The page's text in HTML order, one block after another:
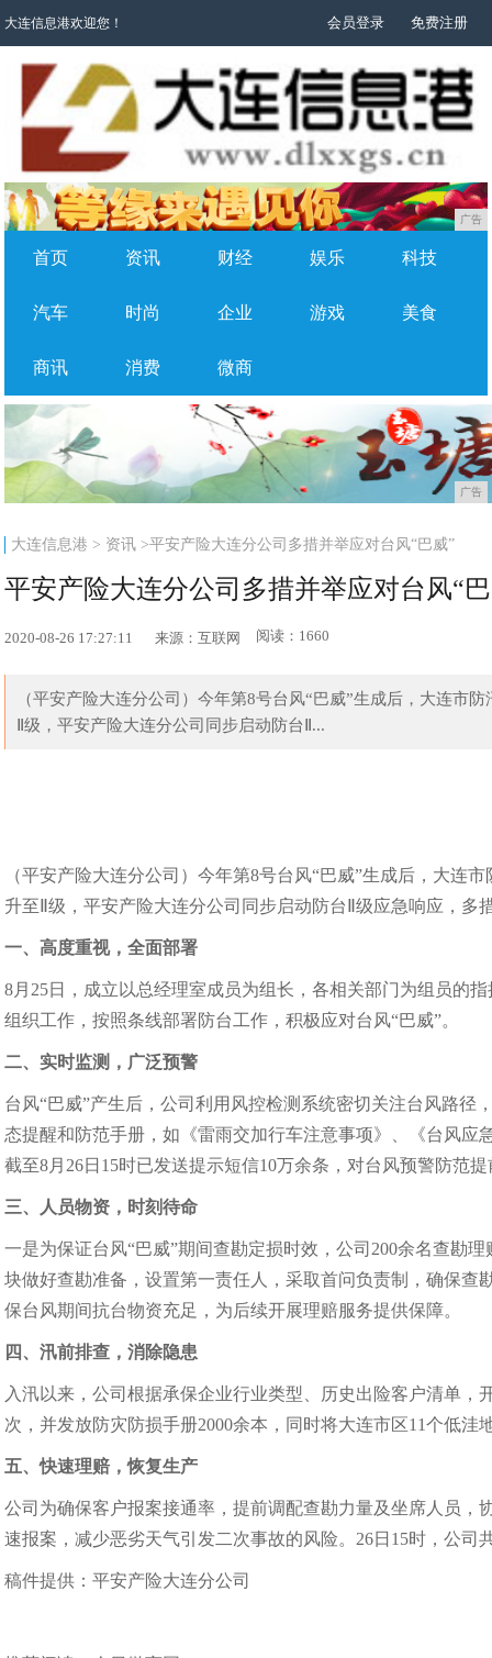
大连信息港欢迎您！ 会员登录 免费注册
广告
首页 资讯 财经 娱乐 科技
汽车 时尚 企业 游戏 美食
商讯 消费 微商
广告
大连信息港 > 资讯 >平安产险大连分公司多措并举应对台风“巴威”
平安产险大连分公司多措并举应对台风“
2020-08-26 17:27:11 来源：互联网 阅读：1660
（平安产险大连分公司）今年第8号台风“巴威”生成后，大连市
Ⅱ级，平安产险大连分公司同步启动防台Ⅱ...
（平安产险大连分公司）今年第8号台风“巴威”生成后，大连
升至Ⅱ级，平安产险大连分公司同步启动防台Ⅱ级应急响应，多
一、高度重视，全面部署
8月25日，成立以总经理室成员为组长，各相关部门为组员的
组织工作，按照条线部署防台工作，积极应对台风“巴威”。
二、实时监测，广泛预警
台风“巴威”产生后，公司利用风控检测系统密切关注台风路
态提醒和防范手册，如《雷雨交加行车注意事项》、《台风
截至8月26日15时已发送提示短信10万余条，对台风预警防范
三、人员物资，时刻待命
一是为保证台风“巴威”期间查勘定损时效，公司200余名查勘
块做好查勘准备，设置第一责任人，采取首问负责制，确保
保台风期间抗台物资充足，为后续开展理赔服务提供保障。
四、汛前排查，消除隐患
入汛以来，公司根据承保企业行业类型、历史出险客户清单
次，并发放防灾防损手册2000余本，同时将大连市区11个低
五、快速理赔，恢复生产
公司为确保客户报案接通率，提前调配查勘力量及坐席人员
速报案，减少恶劣天气引发二次事故的风险。26日15时，公司
稿件提供：平安产险大连分公司